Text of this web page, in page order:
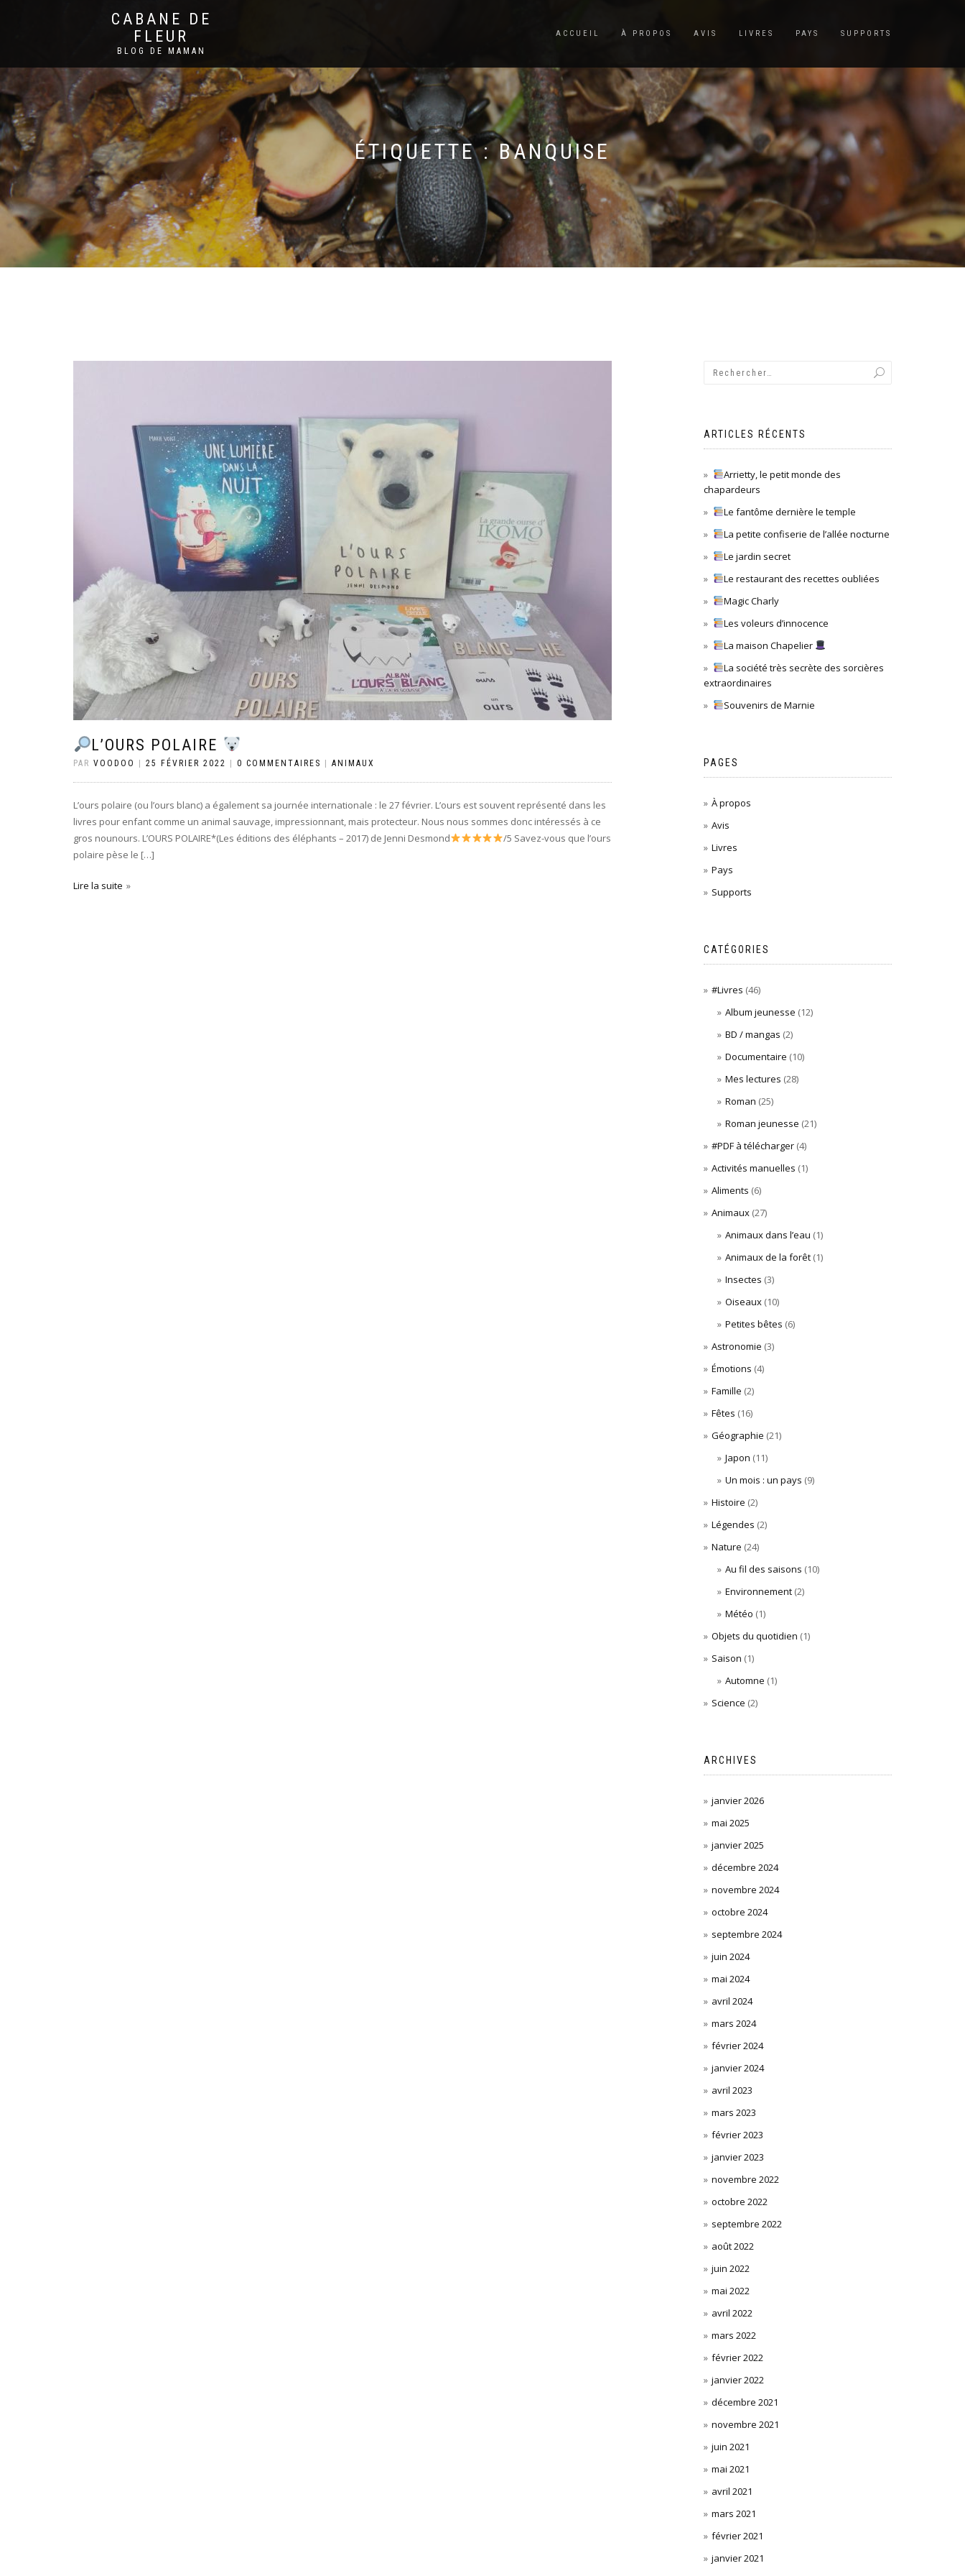
CABANE DE
FLEUR
BLOG DE MAMAN
ACCUEIL À PROPOS AVIS LIVRES PAYS SUPPORTS
ÉTIQUETTE :BANQUISE
L’OURS POLAIRE
PAR VOODOO 25 FÉVRIER 2022 0 COMMENTAIRES ANIMAUX
L’ours polaire (ou l’ours blanc) a également sa journée internationale : le 27 février. L’ours est souvent représenté dans les
livres pour enfant comme un animal sauvage, impressionnant, mais protecteur. Nous nous sommes donc intéressés à ce
gros nounours. L’OURS POLAIRE*(Les éditions des éléphants – 2017) de Jenni Desmond
/5 Savez-vous que l’ours
polaire pèse le […]
Lire la suite
ARTICLES RÉCENTS
Arrietty, le petit monde des
chapardeurs
Le fantôme dernière le temple
La petite confiserie de l’allée nocturne
Le jardin secret
Le restaurant des recettes oubliées
Magic Charly
Les voleurs d’innocence
La maison Chapelier
La société très secrète des sorcières
extraordinaires
Souvenirs de Marnie
PAGES
À propos
Avis
Livres
Pays
Supports
CATÉGORIES
#Livres (46)
Album jeunesse (12)
BD / mangas (2)
Documentaire (10)
Mes lectures (28)
Roman (25)
Roman jeunesse (21)
#PDF à télécharger(4)
Activités manuelles (1)
Aliments (6)
Animaux(27)
Animaux dans l’eau (1)
Animaux de la forêt (1)
Insectes (3)
Oiseaux (10)
Petites bêtes (6)
Astronomie (3)
Émotions (4)
Famille (2)
Fêtes (16)
Géographie (21)
Japon (11)
Un mois : un pays (9)
Histoire (2)
Légendes (2)
Nature (24)
Au fil des saisons (10)
Environnement (2)
Météo (1)
Objets du quotidien (1)
Saison (1)
Automne (1)
Science (2)
ARCHIVES
janvier 2026
mai 2025
janvier 2025
décembre 2024
novembre 2024
octobre 2024
septembre 2024
juin 2024
mai 2024
avril 2024
mars 2024
février 2024
janvier 2024
avril 2023
mars 2023
février 2023
janvier 2023
novembre 2022
octobre 2022
septembre 2022
août 2022
juin 2022
mai 2022
avril 2022
mars 2022
février 2022
janvier 2022
décembre 2021
novembre 2021
juin 2021
mai 2021
avril 2021
mars 2021
février 2021
janvier 2021